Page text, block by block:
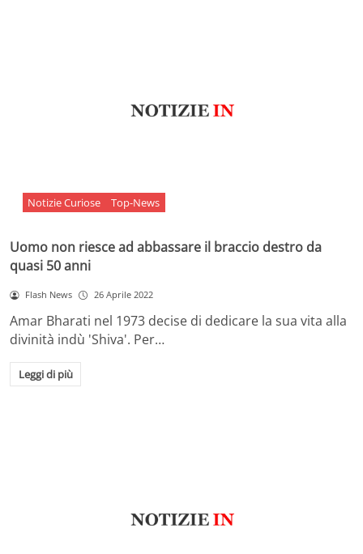
Notizie Curiose Top-News
Uomo non riesce ad abbassare il braccio destro da
quasi 50 anni
Flash News 26 Aprile 2022
Amar Bharati nel 1973 decise di dedicare la sua vita alla
divinità indù 'Shiva'. Per…
Leggi di più